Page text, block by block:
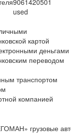
9061420501
used
картой
деньгами
переводом
транспортом
компанией
грузовые